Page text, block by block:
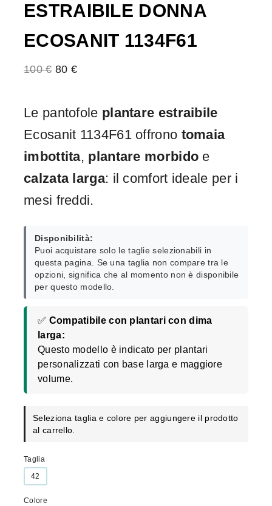
ESTRAIBILE DONNA
ECOSANIT 1134F61
100€ 80 €
Le pantofole plantare estraibile
Ecosanit 1134F61 offrono tomaia
imbottita, plantare morbido e
calzata larga: il comfort ideale per i
mesi freddi.
Disponibilità:
Puoi acquistare solo le taglie selezionabili in
questa pagina. Se una taglia non compare tra le
opzioni, significa che al momento non è disponibile
per questo modello.
✅ Compatibile con plantari con dima
larga:
Questo modello è indicato per plantari
personalizzati con base larga e maggiore
volume.
Seleziona taglia e colore per aggiungere il prodotto
al carrello.
Taglia
42
Colore